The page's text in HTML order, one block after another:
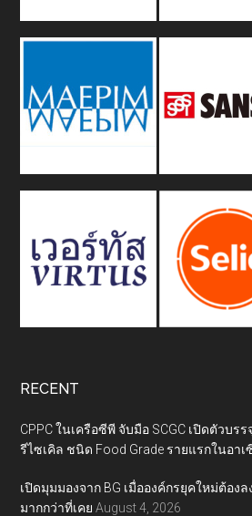
RECENT
CPPC ในเครือซีพี จับมือ SCGC เปิดตัวบ
รีไซเคิล ชนิด Food Grade รายแรกในอาเ
เปิดมุมมองจาก BG เมื่อองค์กรยุคใหม่ต้องล
มากกว่าที่เคย August 4, 2026